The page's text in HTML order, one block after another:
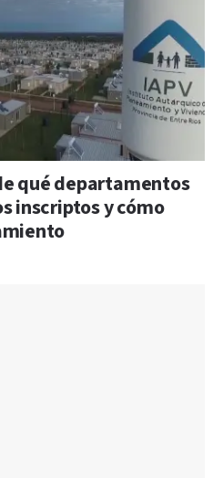
qué departamentos
inscriptos y cómo